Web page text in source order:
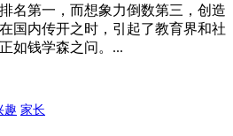
名第一，而想象力倒数第三，创造
国内传开之时，引起了教育界和社
如钱学森之问。...
趣 家长